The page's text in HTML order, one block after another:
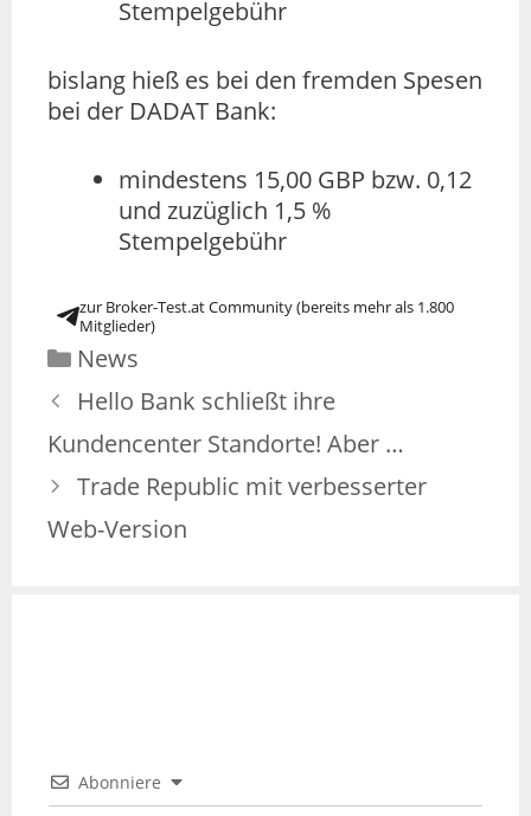
Stempelgebühr
bislang hieß es bei den fremden Spesen
bei der DADAT Bank:
mindestens 15,00 GBP bzw. 0,12
und zuzüglich 1,5 %
Stempelgebühr
zur Broker-Test.at Community (bereits mehr als 1.800
Mitglieder)
News
Hello Bank schließt ihre
Kundencenter Standorte! Aber …
Trade Republic mit verbesserter
Web-Version
Abonniere